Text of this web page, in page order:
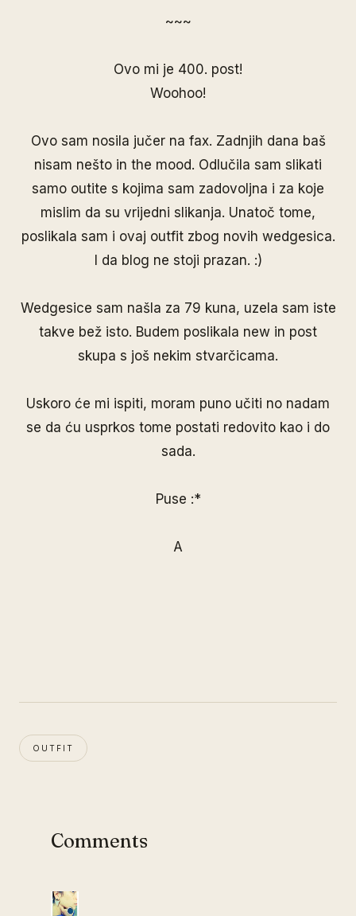
~~~
Ovo mi je 400. post!
Woohoo!
Ovo sam nosila jučer na fax. Zadnjih dana baš
nisam nešto in the mood. Odlučila sam slikati
samo outite s kojima sam zadovoljna i za koje
mislim da su vrijedni slikanja. Unatoč tome,
poslikala sam i ovaj outfit zbog novih wedgesica.
I da blog ne stoji prazan. :)
Wedgesice sam našla za 79 kuna, uzela sam iste
takve bež isto. Budem poslikala new in post
skupa s još nekim stvarčicama.
Uskoro će mi ispiti, moram puno učiti no nadam
se da ću usprkos tome postati redovito kao i do
sada.
Puse :*
A
OUTFIT
Comments